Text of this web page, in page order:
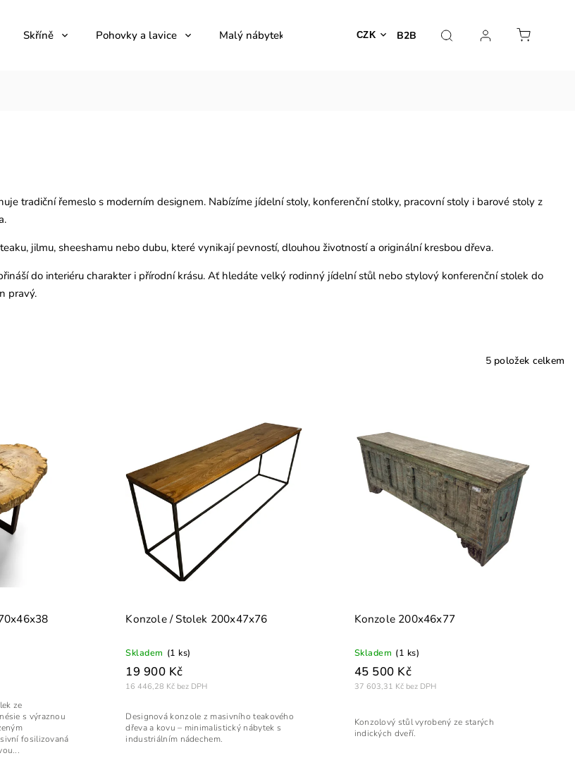
B2B
CZK
Skříně Pohovky a lavice Malý nábytek Venkovní nábytek Dekorace
tradiční řemeslo s moderním designem. Nabízíme jídelní stoly, konferenční stolky, pracovní stoly i barové stoly z
jilmu, sheeshamu nebo dubu, které vynikají pevností, dlouhou životností a originální kresbou dřeva.
do interiéru charakter i přírodní krásu. Ať hledáte velký rodinný jídelní stůl nebo stylový konferenční stolek do
pravý.
5 položek celkem
ze
s výraznou
fosilizovaná
Konzole / Stolek 200x47x76
Skladem (1 ks)
16 446,28 Kč bez DPH
19 900 Kč
Designová konzole z masivního teakového
dřeva a kovu – minimalistický nábytek s
industriálním nádechem.
Konzole 200x46x77
Skladem (1 ks)
37 603,31 Kč bez DPH
45 500 Kč
Konzolový stůl vyrobený ze starých
indických dveří.